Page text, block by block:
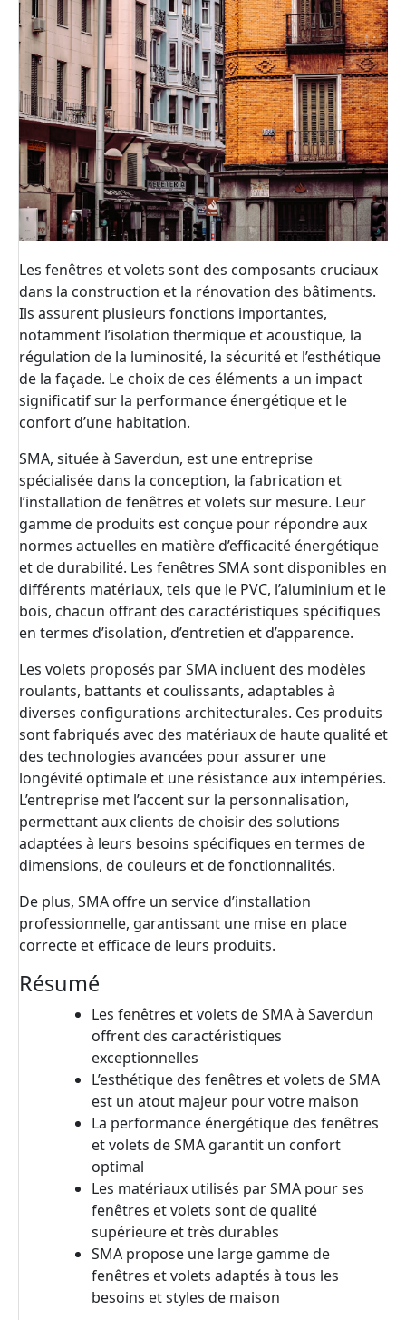
Les fenêtres et volets sont des composants cruciaux
dans la construction et la rénovation des bâtiments.
Ils assurent plusieurs fonctions importantes,
notamment l’isolation thermique et acoustique, la
régulation de la luminosité, la sécurité et l’esthétique
de la façade. Le choix de ces éléments a un impact
significatif sur la performance énergétique et le
confort d’une habitation.
SMA, située à Saverdun, est une entreprise
spécialisée dans la conception, la fabrication et
l’installation de fenêtres et volets sur mesure. Leur
gamme de produits est conçue pour répondre aux
normes actuelles en matière d’efficacité énergétique
et de durabilité. Les fenêtres SMA sont disponibles en
différents matériaux, tels que le PVC, l’aluminium et le
bois, chacun offrant des caractéristiques spécifiques
en termes d’isolation, d’entretien et d’apparence.
Les volets proposés par SMA incluent des modèles
roulants, battants et coulissants, adaptables à
diverses configurations architecturales. Ces produits
sont fabriqués avec des matériaux de haute qualité et
des technologies avancées pour assurer une
longévité optimale et une résistance aux intempéries.
L’entreprise met l’accent sur la personnalisation,
permettant aux clients de choisir des solutions
adaptées à leurs besoins spécifiques en termes de
dimensions, de couleurs et de fonctionnalités.
De plus, SMA offre un service d’installation
professionnelle, garantissant une mise en place
correcte et efficace de leurs produits.
Résumé
Les fenêtres et volets de SMA à Saverdun
offrent des caractéristiques
exceptionnelles
L’esthétique des fenêtres et volets de SMA
est un atout majeur pour votre maison
La performance énergétique des fenêtres
et volets de SMA garantit un confort
optimal
Les matériaux utilisés par SMA pour ses
fenêtres et volets sont de qualité
supérieure et très durables
SMA propose une large gamme de
fenêtres et volets adaptés à tous les
besoins et styles de maison